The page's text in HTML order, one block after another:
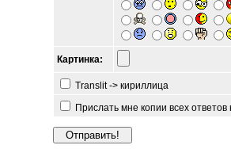
Картинка:
Translit -> кириллица
Прислать мне копии всех